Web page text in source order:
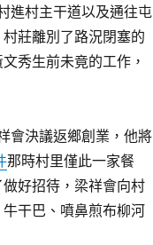
進村主干道以及通往屯
莊離別了路況閉塞的
秀生前未竟的工作，
會決議返鄉創業，他將
那時村里僅此一家餐
好招待，梁祥會向村
干巴、噴鼻煎布柳河